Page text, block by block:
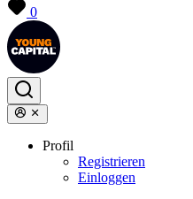
0
Profil
Registrieren
Einloggen